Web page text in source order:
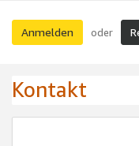
Anmelden oder
Kontakt